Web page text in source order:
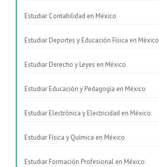
Estudiar Contabilidad en México
Estudiar Deportes y Educación Física en México
Estudiar Derecho y Leyes en México
Estudiar Educación y Pedagogía en México
Estudiar Electrónica y Electricidad en México
Estudiar Física y Química en México
Estudiar Formación Profesional en México